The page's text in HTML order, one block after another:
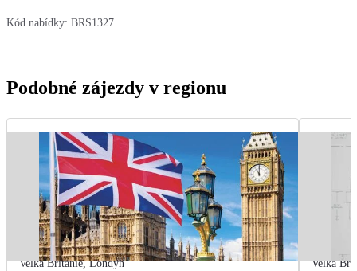
Kód nabídky: BRS1327
Podobné zájezdy v regionu
Velká Británie,Londýn Velká